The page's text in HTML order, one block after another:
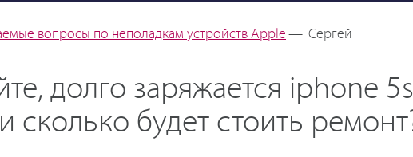
вопросы по неполадкам устройств Apple — Сергей
долго заряжается iphone
сколько будет стоить